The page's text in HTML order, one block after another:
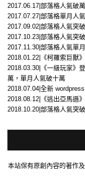
2017.06.17|部落格人氣破萬
2017.07.27|部落格單月人
2017.09.02|部落格人氣突
2017.10.23|部落格人氣突
2017.11.30|部落格人氣單
2018.01.22|《柯羅索巨獸
2018.03.30|《一級玩家》
萬，單月人氣破十萬
2018.07.04|全新
2018.08.12|《逃出亞馬遜
2018.10.20|部落格人氣突
本站保有原創內容的著作